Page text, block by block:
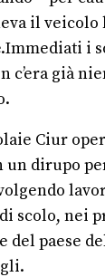
il veicolo
i
c’era già
Ciur
dirupo
scolo, nei
del paese